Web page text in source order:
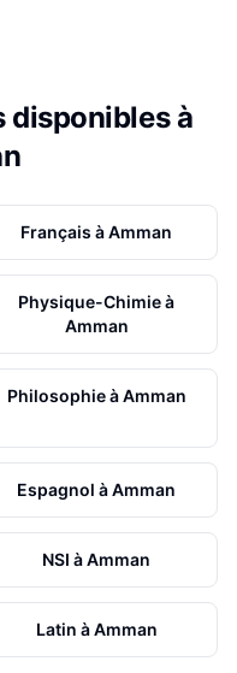
disponibles à
Français àAmman
Physique-Chimieà
Amman
PhilosophieàAmman
Espagnol àAmman
NSI àAmman
Latin àAmman